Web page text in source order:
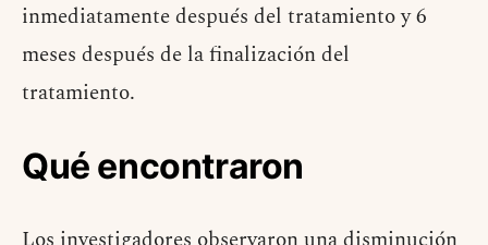
inmediatamente después del tratamiento y 6
meses después de la finalización del
tratamiento.
Qué encontraron